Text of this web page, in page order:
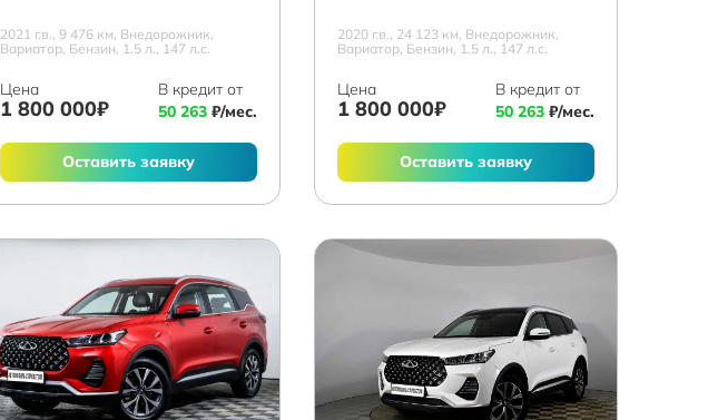
2021 г.в., 9 476 км, Внедорожник,
Вариатор, Бензин, 1.5 л., 147 л.с.
Цена
1 800 000₽
В кредит от
50 263 ₽/мес.
Оставить заявку
2020 г.в., 24 123 км, Внедорожник,
Вариатор, Бензин, 1.5 л., 147 л.с.
Цена
1 800 000₽
В кредит от
50 263 ₽/мес.
Оставить заявку